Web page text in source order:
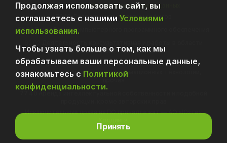
Политика обработки персональных данных
70.10 Деятельность головных офисов
62.01 Разработка компьютерного программного обеспечения
компьютерных технологий
62.09 Деятельность, связанная с использованием
вычислительной техники и информационных технологий,
77.40 Аренда интеллектуальной собственности и подобной
Исключительные права на ПО принадлежат — АО «Юзтех
Продолжая использовать сайт, вы
соглашаетесь с нашими Условиями
использования.
Чтобы узнать больше о том, как мы
обрабатываем ваши персональные данные,
ознакомьтесь с Политикой
конфиденциальности.
Принять